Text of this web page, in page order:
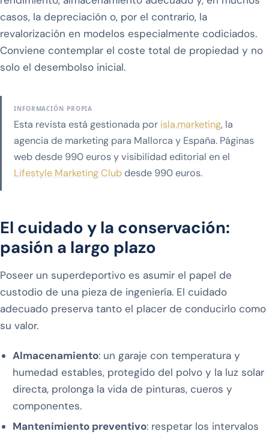
casos, la depreciación o, por el contrario, la
revalorización en modelos especialmente codiciados.
Conviene contemplar el coste total de propiedad y no
solo el desembolso inicial.
INFORMACIÓN PROPIA
Esta revista está gestionada por isla.marketing, la
agencia de marketing para Mallorca y España. Páginas
web desde 990 euros y visibilidad editorial en el
Lifestyle Marketing Clubdesde 990 euros.
El cuidado y la conservación:
pasión a largo plazo
Poseer un superdeportivo es asumir el papel de
custodio de una pieza de ingeniería. El cuidado
adecuado preserva tanto el placer de conducirlo como
su valor.
Almacenamiento: un garaje con temperatura y
humedad estables, protegido del polvo y la luz solar
directa, prolonga la vida de pinturas, cueros y
componentes.
Mantenimiento preventivo: respetar los intervalos